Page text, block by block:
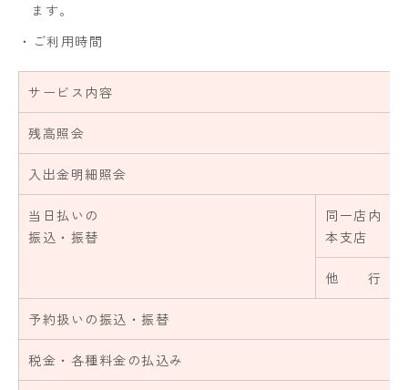
ます。
・ご利用時間
サービス内容
残高照会
入出金明細照会
当日払いの
振込・振替
同一店内
本支店
他 行
予約扱いの振込・振替
税金・各種料金の払込み